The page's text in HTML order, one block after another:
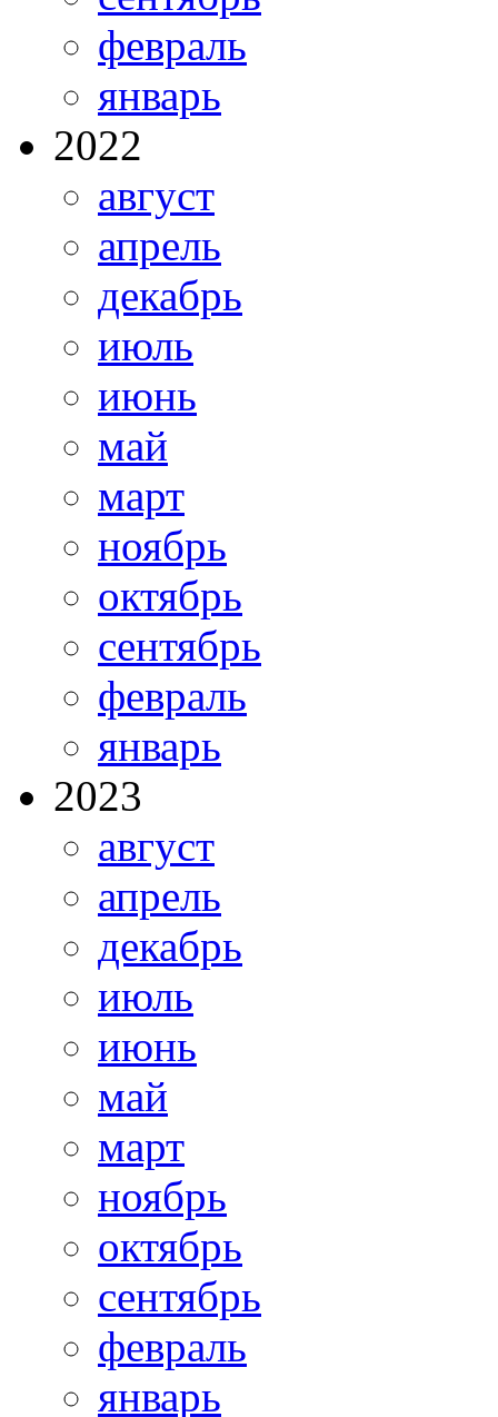
февраль
январь
2022
август
апрель
декабрь
июль
июнь
май
март
ноябрь
октябрь
сентябрь
февраль
январь
2023
август
апрель
декабрь
июль
июнь
май
март
ноябрь
октябрь
сентябрь
февраль
январь